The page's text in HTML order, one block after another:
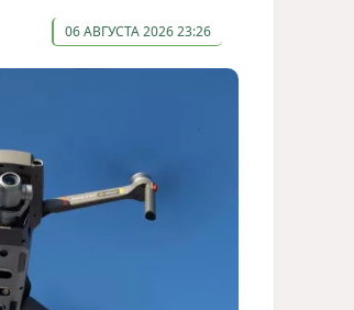
06 АВГУСТА 2026 23:26